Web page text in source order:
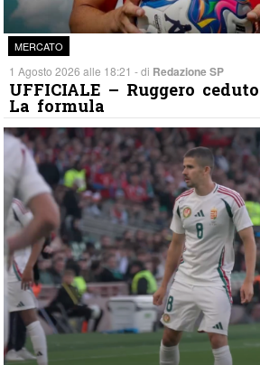
MERCATO
1 Agosto 2026 alle 18:21 - di Redazione SP
UFFICIALE – Ruggero
La formula